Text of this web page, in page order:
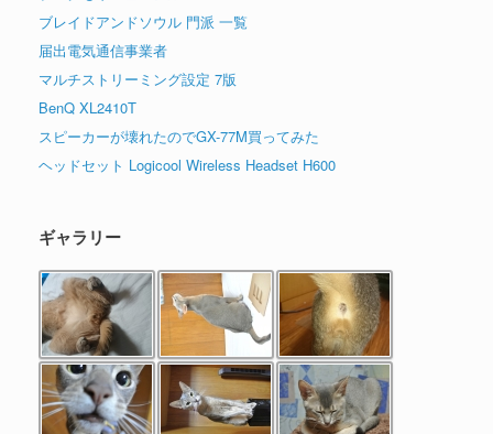
ブレイドアンドソウル 門派 一覧
届出電気通信事業者
マルチストリーミング設定 7版
BenQ XL2410T
スピーカーが壊れたのでGX-77M買ってみた
ヘッドセット Logicool Wireless Headset H600
ギャラリー